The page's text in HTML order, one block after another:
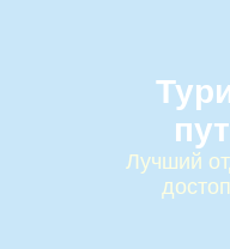
Лучший